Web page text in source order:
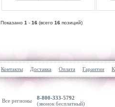
Показано 1 - 16 (всего 16 позиций)
Контакты Доставка Оплата Гарантии
Все регионы
8-800-333-5792
(звонок бесплатный)